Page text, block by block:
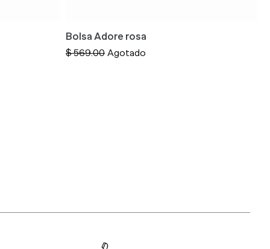
Bolsa Adore rosa
Precio
$ 569.00 Agotado